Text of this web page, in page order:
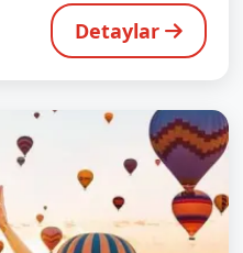
Detaylar